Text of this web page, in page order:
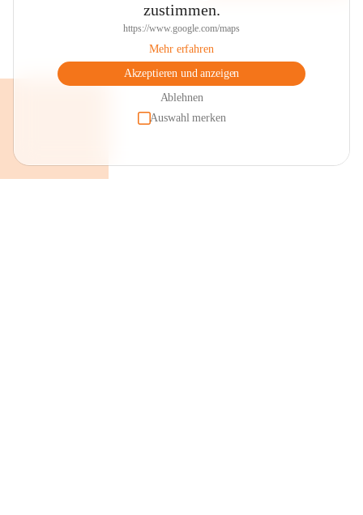
zustimmen.
https://www.google.com/maps
Mehr erfahren
Akzeptieren und anzeigen
Ablehnen
Auswahl merken